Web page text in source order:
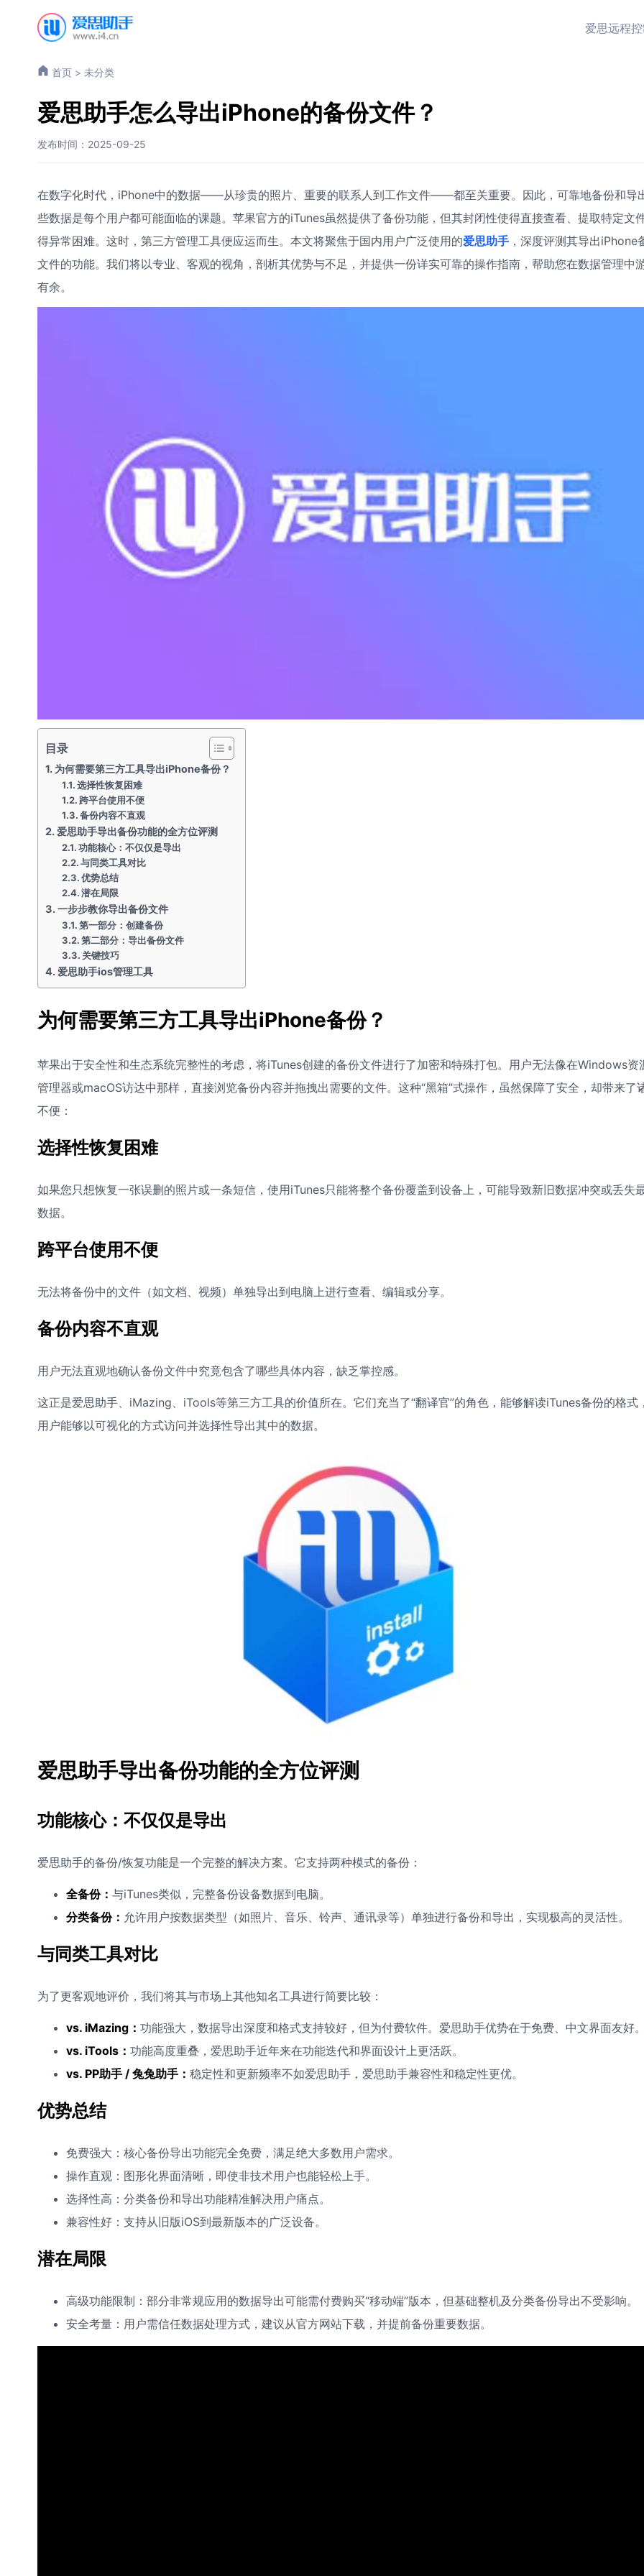
爱思远程
首页 > 未分类
爱思助手怎么导出iPhone的备份文件？
发布时间：2025-09-25
在数字化时代，iPhone中的数据——从珍贵的照片、重要的联系人到工作文件——都至关重要。因此，可靠地备份和导
些数据是每个用户都可能面临的课题。苹果官方的iTunes虽然提供了备份功能，但其封闭性使得直接查看、提取特定文
得异常困难。这时，第三方管理工具便应运而生。本文将聚焦于国内用户广泛使用的爱思助手 ，深度评测其导出iPhone
文件的功能。我们将以专业、客观的视角，剖析其优势与不足，并提供一份详实可靠的操作指南，帮助您在数据管理中
有余。
目录
为何需要第三方工具导出iPhone备份？
选择性恢复困难
跨平台使用不便
备份内容不直观
爱思助手导出备份功能的全方位评测
功能核心：不仅仅是导出
与同类工具对比
优势总结
潜在局限
一步步教你导出备份文件
第一部分：创建备份
第二部分：导出备份文件
关键技巧
爱思助手ios管理工具
为何需要第三方工具导出iPhone备份？
苹果出于安全性和生态系统完整性的考虑，将iTunes创建的备份文件进行了加密和特殊打包。用户无法像在Windows资
管理器或macOS访达中那样，直接浏览备份内容并拖拽出需要的文件。这种“黑箱”式操作，虽然保障了安全，却带来了
不便：
选择性恢复困难
如果您只想恢复一张误删的照片或一条短信，使用iTunes只能将整个备份覆盖到设备上，可能导致新旧数据冲突或丢失
数据。
跨平台使用不便
无法将备份中的文件（如文档、视频）单独导出到电脑上进行查看、编辑或分享。
备份内容不直观
用户无法直观地确认备份文件中究竟包含了哪些具体内容，缺乏掌控感。
这正是爱思助手、iMazing、iTools等第三方工具的价值所在。它们充当了“翻译官”的角色，能够解读iTunes备份的格式
用户能够以可视化的方式访问并选择性导出其中的数据。
爱思助手导出备份功能的全方位评测
功能核心：不仅仅是导出
爱思助手的备份/恢复功能是一个完整的解决方案。它支持两种模式的备份：
全备份： 与iTunes类似，完整备份设备数据到电脑。
分类备份： 允许用户按数据类型（如照片、音乐、铃声、通讯录等）单独进行备份和导出，实现极高的灵活性。
与同类工具对比
为了更客观地评价，我们将其与市场上其他知名工具进行简要比较：
vs. iMazing： 功能强大，数据导出深度和格式支持较好，但为付费软件。爱思助手优势在于免费、中文界面友好
vs. iTools： 功能高度重叠，爱思助手近年来在功能迭代和界面设计上更活跃。
vs. PP助手 / 兔兔助手： 稳定性和更新频率不如爱思助手，爱思助手兼容性和稳定性更优。
优势总结
免费强大：核心备份导出功能完全免费，满足绝大多数用户需求。
操作直观：图形化界面清晰，即使非技术用户也能轻松上手。
选择性高：分类备份和导出功能精准解决用户痛点。
兼容性好：支持从旧版iOS到最新版本的广泛设备。
潜在局限
高级功能限制：部分非常规应用的数据导出可能需付费购买“移动端”版本，但基础整机及分类备份导出不受影响。
安全考量：用户需信任数据处理方式，建议从官方网站下载，并提前备份重要数据。